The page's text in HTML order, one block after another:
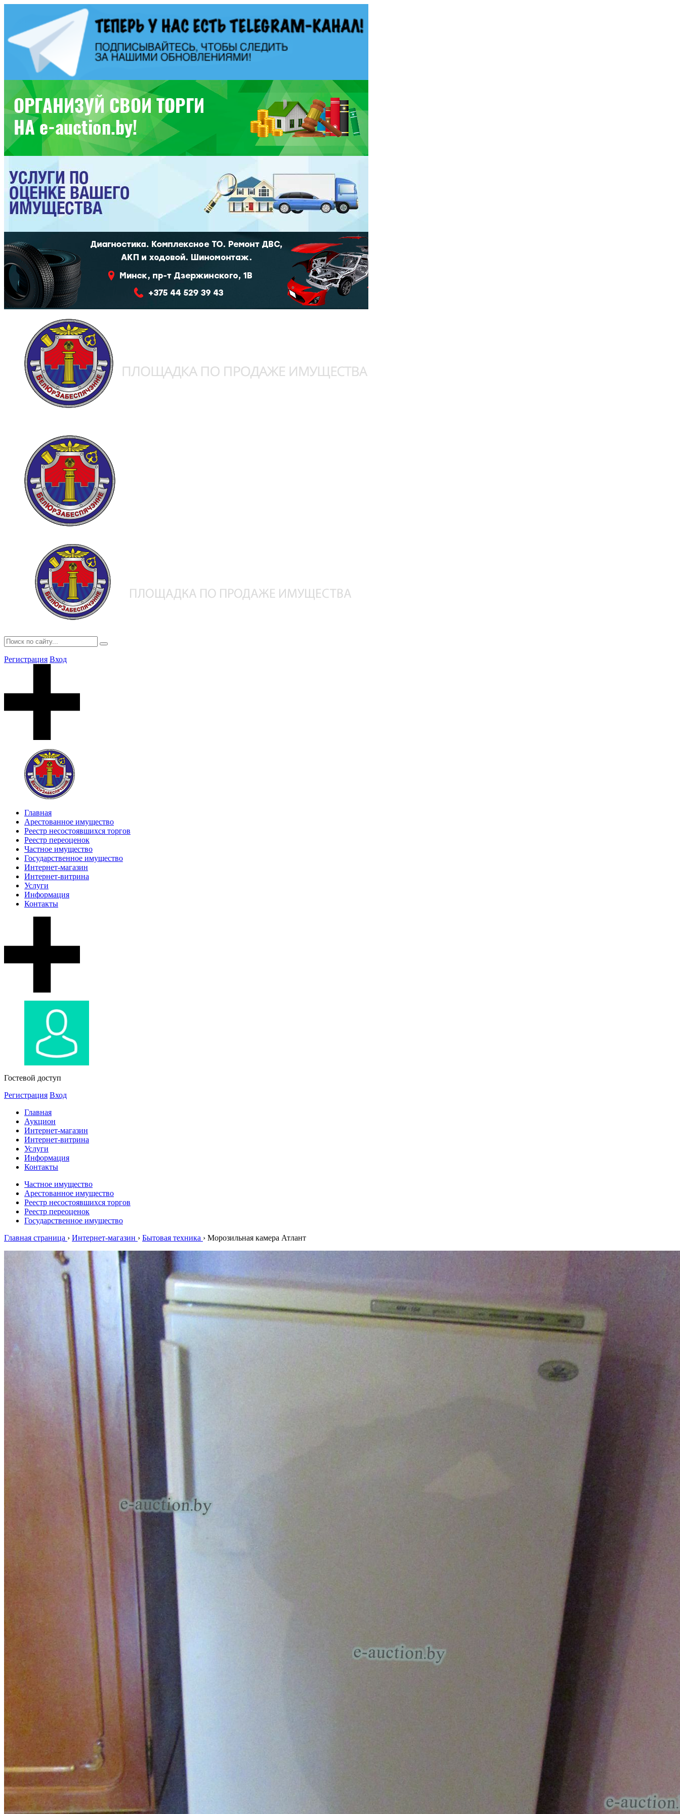
Регистрация Вход
Главная
Арестованное имущество
Реестр несостоявшихся торгов
Реестр переоценок
Частное имущество
Государственное имущество
Интернет-магазин
Интернет-витрина
Услуги
Информация
Контакты
Гостевой доступ
Регистрация Вход
Главная
Аукцион
Интернет-магазин
Интернет-витрина
Услуги
Информация
Контакты
Частное имущество
Арестованное имущество
Реестр несостоявшихся торгов
Реестр переоценок
Государственное имущество
Главная страница › Интернет-магазин › Бытовая техника › Морозильная камера Атлант